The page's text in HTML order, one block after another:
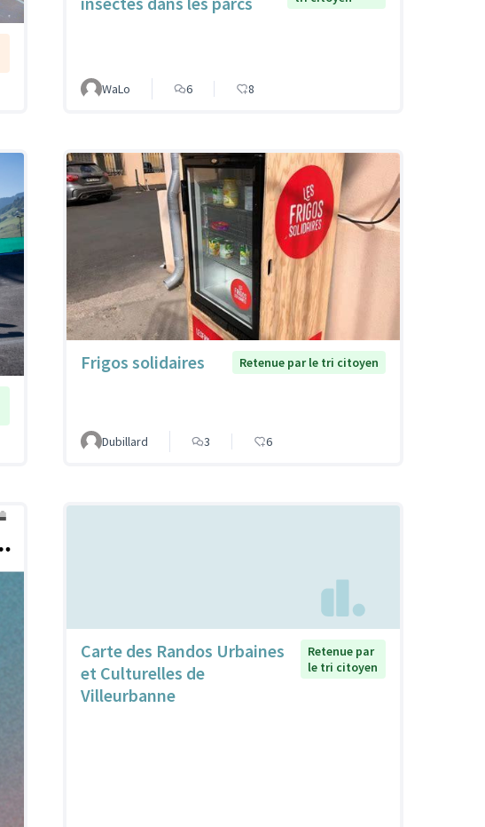
WaLo 6 8
Frigos solidaires Retenue par le tri citoyen
Dubillard 3 6
Carte des Randos Urbaines
et Culturelles de
Villeurbanne
Retenue par
le tri citoyen